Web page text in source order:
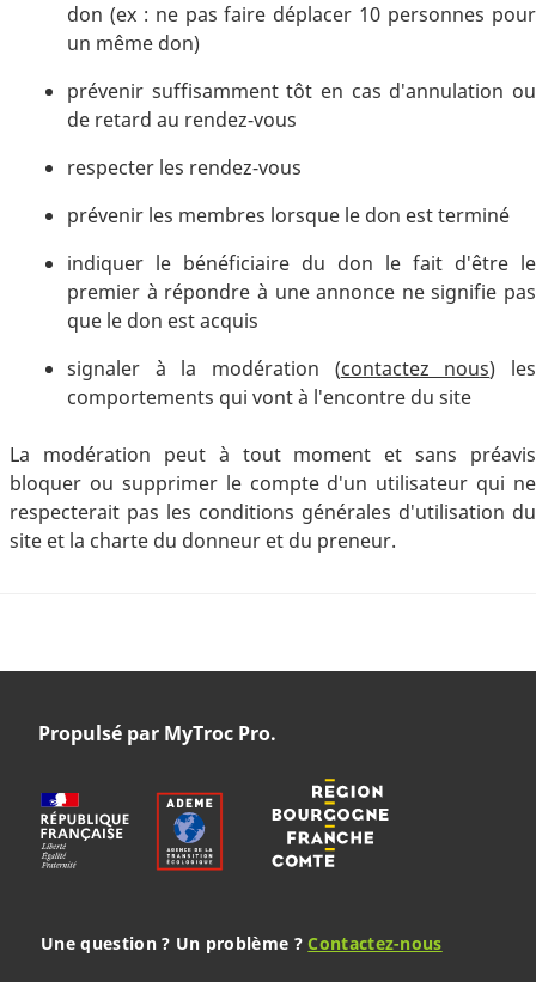
don (ex : ne pas faire déplacer 10 personnes pour
un même don)
prévenir suffisamment tôt en cas d'annulation ou
de retard au rendez-vous
respecter les rendez-vous
prévenir les membres lorsque le don est terminé
indiquer le bénéficiaire du don le fait d'être le
premier à répondre à une annonce ne signifie pas
que le don est acquis
signaler à la modération (contactez nous) les
comportements qui vont à l'encontre du site
La modération peut à tout moment et sans préavis
bloquer ou supprimer le compte d'un utilisateur qui ne
respecterait pas les conditions générales d'utilisation du
site et la charte du donneur et du preneur.
Propulsé par MyTroc Pro.
Une question ? Un problème ?Contactez-nous